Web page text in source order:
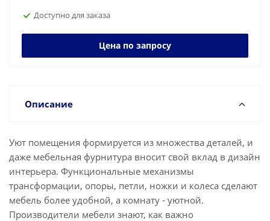
Доступно для заказа
Цена по запросу
Описание
Уют помещения формируется из множества деталей, и
даже мебельная фурнитура вносит свой вклад в дизайн
интерьера. Функциональные механизмы
трансформации, опоры, петли, ножки и колеса сделают
мебель более удобной, а комнату - уютной.
Производители мебели знают, как важно